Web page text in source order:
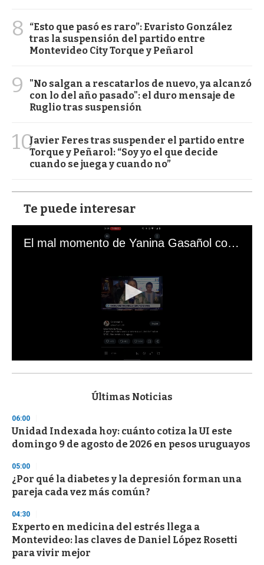
8
“Esto que pasó es raro”: Evaristo González
tras la suspensión del partido entre
Montevideo City Torque y Peñarol
9
"No salgan a rescatarlos de nuevo, ya alcanzó
con lo del año pasado": el duro mensaje de
Ruglio tras suspensión
10Javier Feres tras suspender el partido entre
Torque y Peñarol: “Soy yo el que decide
cuando se juega y cuando no”
Te puede interesar
El mal momento de Yanina Gasañol con un hincha argentino en "Subrayado"
s
d
s
o
f
3
s
e
c
n
d
s
Últimas Noticias
06:00
Unidad Indexada hoy: cuánto cotiza la UI este
domingo 9 de agosto de 2026 en pesos uruguayos
05:00
¿Por qué la diabetes y la depresión forman una
pareja cada vez más común?
04:30
Experto en medicina del estrés llega a
Montevideo: las claves de Daniel López Rosetti
para vivir mejor